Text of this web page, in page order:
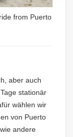
from Puerto
aber auch
stationär
wählen wir
von Puerto
andere